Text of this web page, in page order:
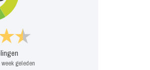
week geleden